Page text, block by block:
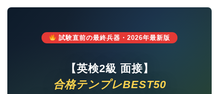
試験直前の最終兵器・2026年最新版
【英検2級 面接】
合格テンプレBEST50